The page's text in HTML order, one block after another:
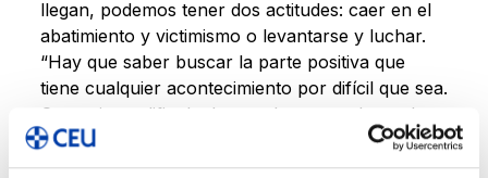
llegan, podemos tener dos actitudes: caer en el
abatimiento y victimismo o levantarse y luchar.
“Hay que saber buscar la parte positiva que
tiene cualquier acontecimiento por difícil que sea.
Que existan dificultades es algo normal y no hay
que temerlas porque cuando se superan
siempre hay crecimiento personal.